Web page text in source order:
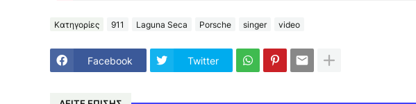
Κατηγορίες 911 Laguna Seca Porsche singer video
Facebook Twitter